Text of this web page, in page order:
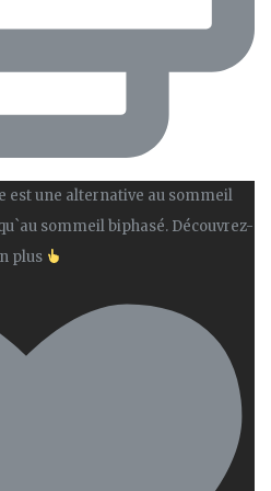
est une alternative au sommeil
sommeil biphasé. Découvrez-
plus